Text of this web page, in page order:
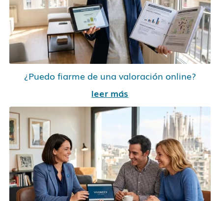
¿Puedo fiarme de una valoración online?
leer más